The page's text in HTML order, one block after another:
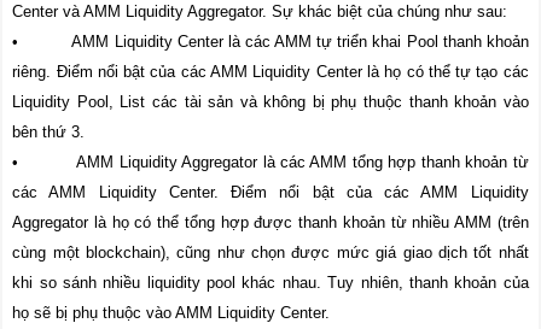
Center và AMM Liquidity Aggregator. Sự khác biệt của chúng như sau:
• AMM Liquidity Center là các AMM tự triển khai Pool thanh khoản
riêng. Điểm nổi bật của các AMM Liquidity Center là họ có thể tự tạo các
Liquidity Pool, List các tài sản và không bị phụ thuộc thanh khoản vào
bên thứ 3.
• AMM Liquidity Aggregator là các AMM tổng hợp thanh khoản từ
các AMM Liquidity Center. Điểm nổi bật của các AMM Liquidity
Aggregator là họ có thể tổng hợp được thanh khoản từ nhiều AMM (trên
cùng một blockchain), cũng như chọn được mức giá giao dịch tốt nhất
khi so sánh nhiều liquidity pool khác nhau. Tuy nhiên, thanh khoản của
họ sẽ bị phụ thuộc vào AMM Liquidity Center.